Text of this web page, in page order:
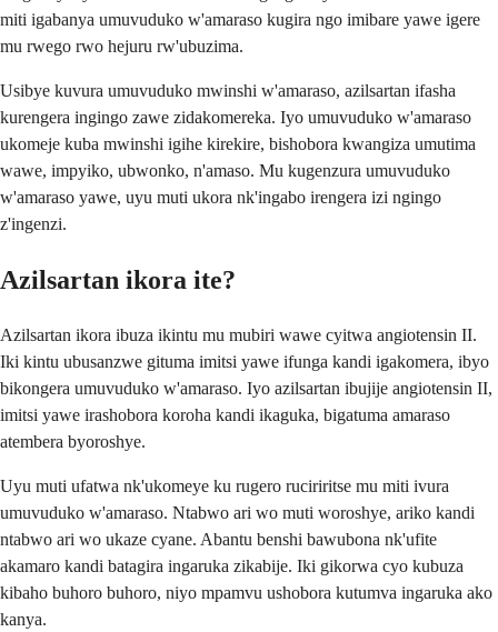
miti igabanya umuvuduko w'amaraso kugira ngo imibare yawe igere
mu rwego rwo hejuru rw'ubuzima.
Usibye kuvura umuvuduko mwinshi w'amaraso, azilsartan ifasha
kurengera ingingo zawe zidakomereka. Iyo umuvuduko w'amaraso
ukomeje kuba mwinshi igihe kirekire, bishobora kwangiza umutima
wawe, impyiko, ubwonko, n'amaso. Mu kugenzura umuvuduko
w'amaraso yawe, uyu muti ukora nk'ingabo irengera izi ngingo
z'ingenzi.
Azilsartan ikora ite?
Azilsartan ikora ibuza ikintu mu mubiri wawe cyitwa angiotensin II.
Iki kintu ubusanzwe gituma imitsi yawe ifunga kandi igakomera, ibyo
bikongera umuvuduko w'amaraso. Iyo azilsartan ibujije angiotensin II,
imitsi yawe irashobora koroha kandi ikaguka, bigatuma amaraso
atembera byoroshye.
Uyu muti ufatwa nk'ukomeye ku rugero ruciriritse mu miti ivura
umuvuduko w'amaraso. Ntabwo ari wo muti woroshye, ariko kandi
ntabwo ari wo ukaze cyane. Abantu benshi bawubona nk'ufite
akamaro kandi batagira ingaruka zikabije. Iki gikorwa cyo kubuza
kibaho buhoro buhoro, niyo mpamvu ushobora kutumva ingaruka ako
kanya.